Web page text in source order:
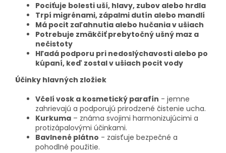
Pociťuje bolesti uší, hlavy, zubov alebo hrdla
Trpí migrénami, zápalmi dutín alebo mandlí
Má pocit zaľahnutia alebo hučania v ušiach
Potrebuje zmäkčiť prebytočný ušný maz a
nečistoty
Hľadá podporu pri nedoslýchavosti alebo po
kúpaní, keď zostal v ušiach pocit vody
Účinky hlavných zložiek
Včelí vosk a kosmetický parafín - jemne
zahrievajú a podporujú prirodzené čistenie ucha.
Kurkuma – známa svojimi harmonizujúcimi a
protizápalovými účinkami.
Bavlnené plátno - zaisťuje bezpečné a
pohodlné použitie.